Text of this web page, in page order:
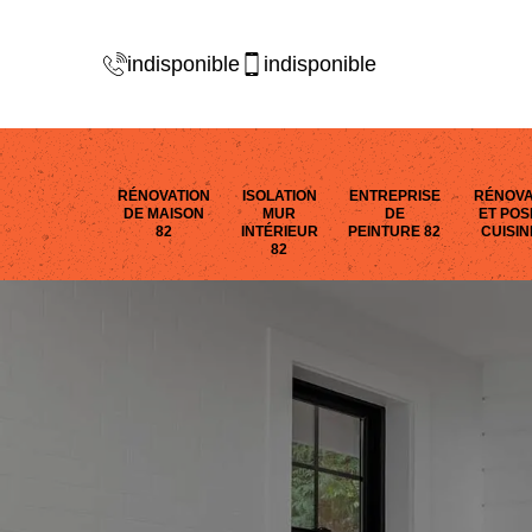
indisponible indisponible
RÉNOVATION
DE MAISON
82
ISOLATION
MUR
INTÉRIEUR
82
ENTREPRISE
DE
PEINTURE 82
ET